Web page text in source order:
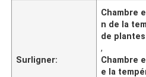
Surligner:
Chambre
n de la
de plantes
,
Chambre
e la